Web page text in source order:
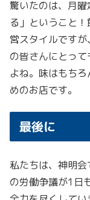
驚いたのは、月
る」ということ
営スタイルです
の皆さんにとっ
よね。味はもち
めのお店です。
最後に
私たちは、神明
の労働争議が1日